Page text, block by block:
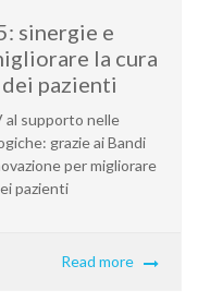
sinergie e
la cura
pazienti
al supporto nelle
grazie ai Bandi
per migliorare
pazienti
Read more